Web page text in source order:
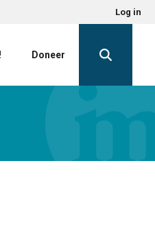
Log in
Doneer